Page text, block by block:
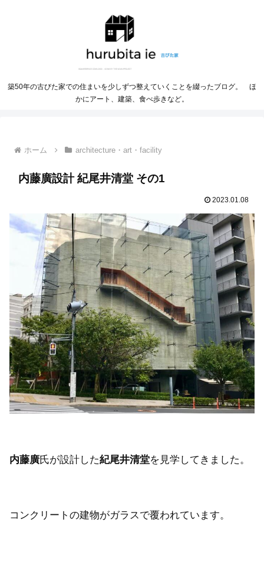
築50年の古びた家での住まいを少しずつ整えていくことを綴ったブログ。 ほ
かにアート、建築、食べ歩きなど。
ホーム architecture・art・facility
内藤廣設計 紀尾井清堂 その1
2023.01.08
内藤廣氏が設計した紀尾井清堂を見学してきました。
コンクリートの建物がガラスで覆われています。